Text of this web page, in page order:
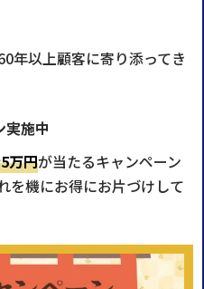
年以上顧客に寄り添ってき
実施中
万円が当たるキャンペーン
を機にお得にお片づけして